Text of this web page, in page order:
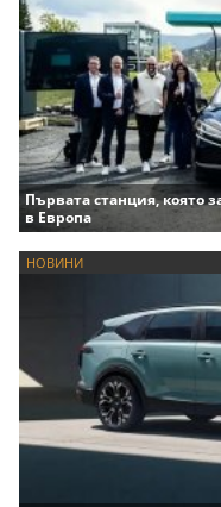
Първата станция, която
в Европа
НОВИНИ